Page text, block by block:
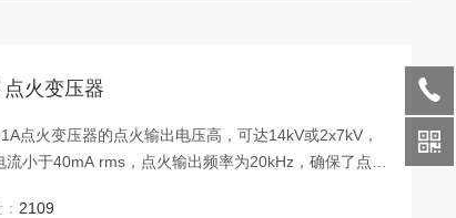
火变压器
小于40mA rms，点火输出频率为20kHz，确保了点火
2109